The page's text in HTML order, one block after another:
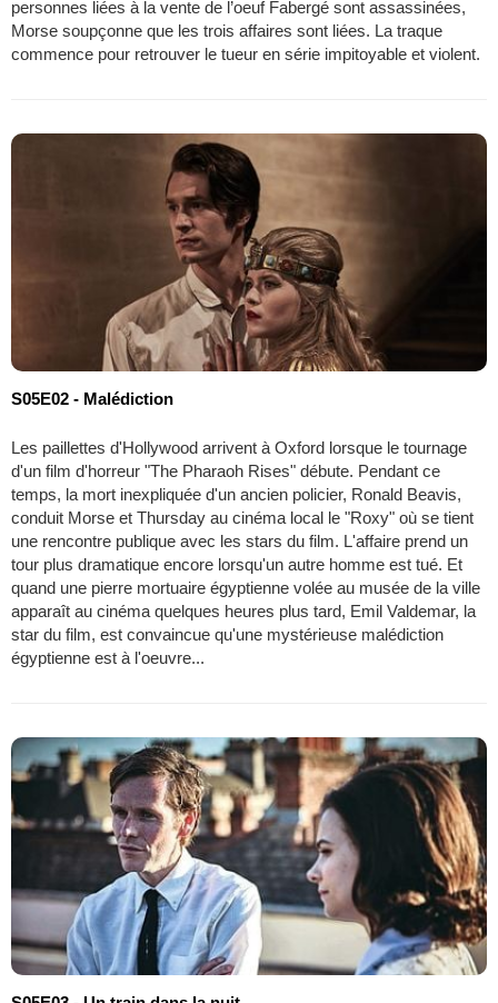
personnes liées à la vente de l’oeuf Fabergé sont assassinées,
Morse soupçonne que les trois affaires sont liées. La traque
commence pour retrouver le tueur en série impitoyable et violent.
S05E02 - Malédiction
Les paillettes d'Hollywood arrivent à Oxford lorsque le tournage
d'un film d'horreur "The Pharaoh Rises" débute. Pendant ce
temps, la mort inexpliquée d'un ancien policier, Ronald Beavis,
conduit Morse et Thursday au cinéma local le "Roxy" où se tient
une rencontre publique avec les stars du film. L'affaire prend un
tour plus dramatique encore lorsqu'un autre homme est tué. Et
quand une pierre mortuaire égyptienne volée au musée de la ville
apparaît au cinéma quelques heures plus tard, Emil Valdemar, la
star du film, est convaincue qu'une mystérieuse malédiction
égyptienne est à l'oeuvre...